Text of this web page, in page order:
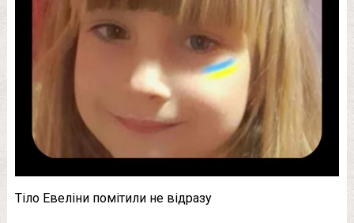
Тіло Евеліни помітили не відразу